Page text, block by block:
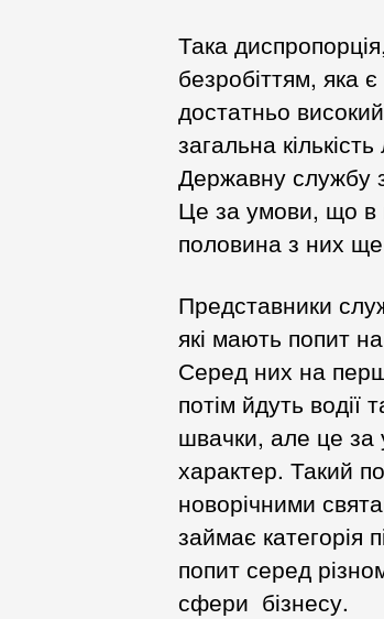
Така
безробіттям, яка
достатньо
загальна
Державну службу
Це за умови, що в
половина з них
Представники
які мають попит
Серед них на
потім йдуть
швачки, але це
характер. Такий
новорічними
займає категорія
попит серед
сфери бізнесу.